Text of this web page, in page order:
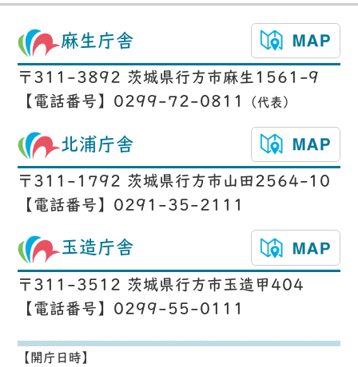
麻生庁舎
〒311-3892 茨城県行方市麻生1561-9
【電話番号】0299-72-0811
（代表）
北浦庁舎
〒311-1792 茨城県行方市山田2564-10
【電話番号】0291-35-2111
玉造庁舎
〒311-3512 茨城県行方市玉造甲404
【電話番号】0299-55-0111
【開庁日時】